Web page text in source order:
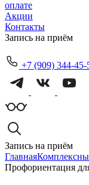
оплате
Акции
Контакты
Запись на приём
+7 (909) 344-45-
Запись на приём
Главная
Профориентация